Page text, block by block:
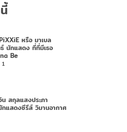
หรือ มาเบล
นักแสดง ที่ที่มีเธอ
Be
1
สกุลแสงประภา
กแสดงซีรีส์ วิมานอากาศ